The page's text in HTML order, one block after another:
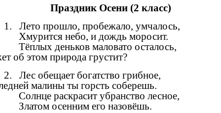
Праздник Осени (2 класс)
1. Лето прошло, пробежало, умчалось,
Хмурится небо, и дождь моросит.
Тёплых деньков маловато осталось,
этом природа грустит?
2. Лес обещает богатство грибное,
малины ты горсть соберешь.
Солнце раскрасит убранство лесное,
Златом осенним его назовёшь.